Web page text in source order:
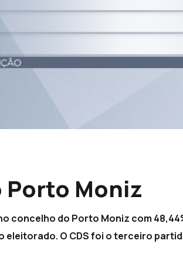
Porto Moniz
concelho do Porto Moniz com
eleitorado. O CDS foi o terceiro